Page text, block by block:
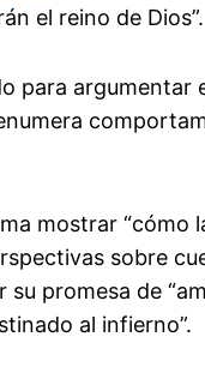
el reino de Dios”.
para
mostrar
sobre
promesa de
al infierno”.